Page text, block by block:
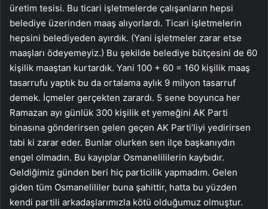
üretim tesisi. Bu ticari işletmelerde çalışanların hepsi
belediye üzerinden maaş alıyorlardı. Ticari işletmelerin
hepsini belediyeden ayırdık. (Yani işletmeler zarar etse
maaşları ödeyemeyiz.) Bu şekilde belediye bütçesini de 60
kişilik maaştan kurtardık. Yani 100 + 60 = 160 kişilik maaş
tasarrufu yaptık bu da ortalama aylık 9 milyon tasarruf
demek. İçmeler gerçekten zarardı. 5 sene boyunca her
Ramazan ayı günlük 300 kişilik et yemeğini AK Parti
binasına gönderirsen gelen geçen AK Parti’liyi yedirirsen
tabi ki zarar eder. Bunlar olurken sen ilçe başkanıydın
engel olmadın. Bu kayıplar Osmanelililerin kaybıdır.
Geldiğimiz günden beri hiç particilik yapmadım. Gelen
giden tüm Osmanelililer buna şahittir, hatta bu yüzden
kendi partili arkadaşlarımızla kötü olduğumuz olmuştur.